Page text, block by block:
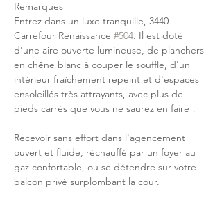
Remarques
Entrez dans un luxe tranquille, 3440
Carrefour Renaissance #504. Il est doté
d'une aire ouverte lumineuse, de planchers
en chêne blanc à couper le souffle, d'un
intérieur fraîchement repeint et d'espaces
ensoleillés très attrayants, avec plus de
pieds carrés que vous ne saurez en faire !
Recevoir sans effort dans l'agencement
ouvert et fluide, réchauffé par un foyer au
gaz confortable, ou se détendre sur votre
balcon privé surplombant la cour.